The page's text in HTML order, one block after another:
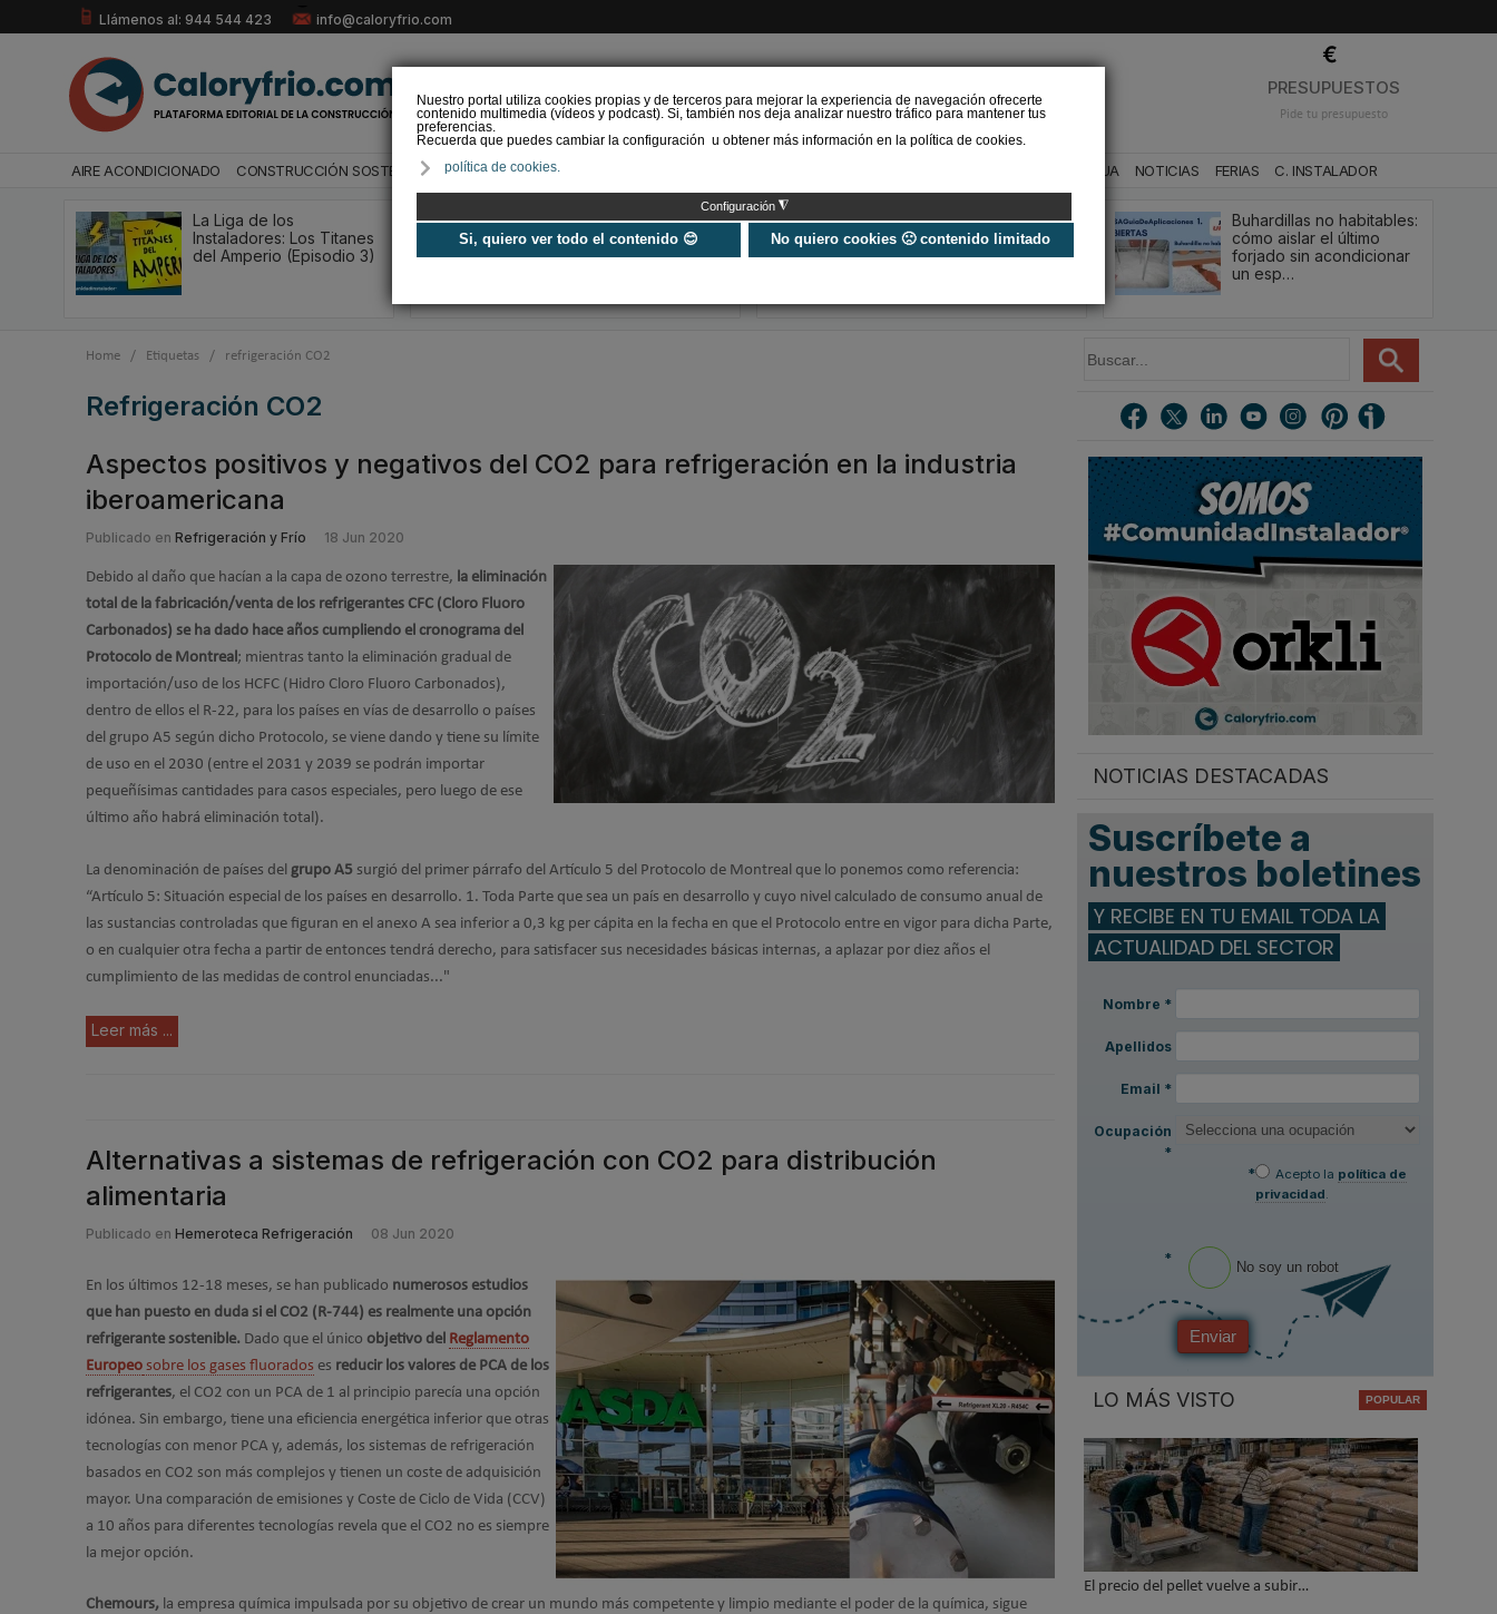
Nuestro portal utiliza cookies propias y de terceros para mejorar la experiencia de navegación ofrecerte
contenido multimedia (vídeos y podcast). Si, también nos deja analizar nuestro tráfico para mantener tus
preferencias.
Recuerda que puedes cambiar la configuración u obtener más información en la política de cookies.
política de cookies.
Configuración ◮
Si, quiero ver todo el contenido 😊 No quiero cookies 🙁 contenido limitado
Llámenos al: 944 544 423 info@caloryfrio.com
PRESUPUESTOS
Pide tu presupuesto
AIRE ACONDICIONADO CONSTRUCCIÓN SOSTENIBLE ENERGÍAS RENOVABLES BAÑO Y AGUA NOTICIAS FERIAS C. INSTALADOR
La Liga de los
Instaladores: Los Titanes
del Amperio (Episodio 3)
Universo Aniversario - Un
año, muchos momentos
Verifactu en
climatización: qué le va a
exigir la ley a tu
Buhardillas no habitables:
cómo aislar el último
forjado sin acondicionar
un esp…
Home / Etiquetas / refrigeración CO2
refrigeración CO2
Aspectos positivos y negativos del CO2 para refrigeración en la industria
iberoamericana
Publicado en Refrigeración y Frío 18 Jun 2020
Debido al daño que hacían a la capa de ozono terrestre, la eliminación
total de la fabricación/venta de los refrigerantes CFC (Cloro Fluoro
Carbonados) se ha dado hace años cumpliendo el cronograma del
Protocolo de Montreal; mientras tanto la eliminación gradual de
importación/uso de los HCFC (Hidro Cloro Fluoro Carbonados),
dentro de ellos el R-22, para los países en vías de desarrollo o países
del grupo A5 según dicho Protocolo, se viene dando y tiene su límite
de uso en el 2030 (entre el 2031 y 2039 se podrán importar
pequeñísimas cantidades para casos especiales, pero luego de ese
último año habrá eliminación total).
La denominación de países del grupo A5 surgió del primer párrafo del Artículo 5 del Protocolo de Montreal que lo ponemos como referencia:
“Artículo 5: Situación especial de los países en desarrollo. 1. Toda Parte que sea un país en desarrollo y cuyo nivel calculado de consumo anual de
las sustancias controladas que figuran en el anexo A sea inferior a 0,3 kg per cápita en la fecha en que el Protocolo entre en vigor para dicha Parte,
o en cualquier otra fecha a partir de entonces tendrá derecho, para satisfacer sus necesidades básicas internas, a aplazar por diez años el
cumplimiento de las medidas de control enunciadas..."
Leer más ...
Alternativas a sistemas de refrigeración con CO2 para distribución
alimentaria
Publicado en Hemeroteca Refrigeración 08 Jun 2020
En los últimos 12-18 meses, se han publicado numerosos estudios
que han puesto en duda si el CO2 (R-744) es realmente una opción
refrigerante sostenible. Dado que el único objetivo del Reglamento
Europeo sobre los gases fluorados es reducir los valores de PCA de los
refrigerantes, el CO2 con un PCA de 1 al principio parecía una opción
idónea. Sin embargo, tiene una eficiencia energética inferior que otras
tecnologías con menor PCA y, además, los sistemas de refrigeración
basados en CO2 son más complejos y tienen un coste de adquisición
mayor. Una comparación de emisiones y Coste de Ciclo de Vida (CCV)
a 10 años para diferentes tecnologías revela que el CO2 no es siempre
la mejor opción.
Chemours, la empresa química impulsada por su objetivo de crear un mundo más competente y limpio mediante el poder de la química, sigue
u
r
NOTICIAS DESTACADAS
Suscríbete a
nuestros boletines
Y RECIBE EN TU EMAIL TODA LA
ACTUALIDAD DEL SECTOR
Nombre *
Apellidos
Email *
Ocupación
*
*
Acepto la política de
privacidad.
* No soy un robot
Enviar
LO MÁS VISTO
El precio del pellet vuelve a subir…